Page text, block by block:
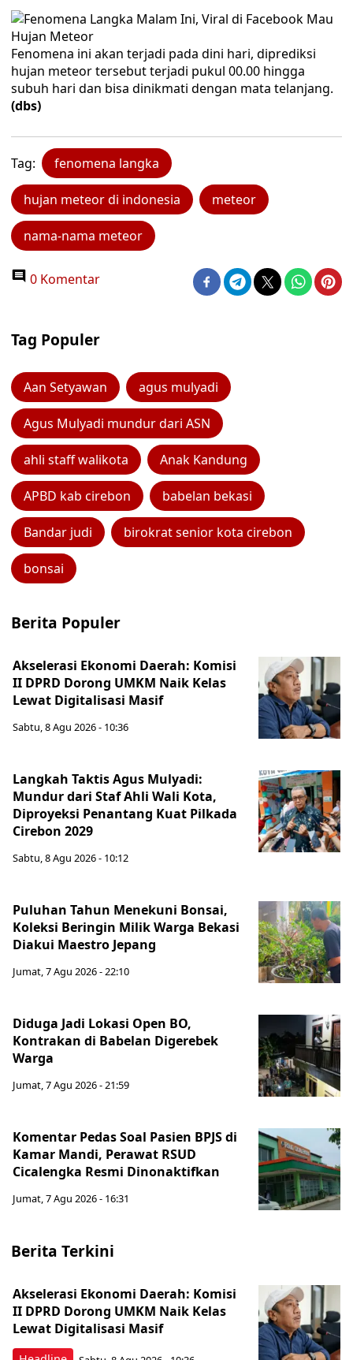
Fenomena ini akan terjadi pada dini hari, diprediksi
hujan meteor tersebut terjadi pukul 00.00 hingga
subuh hari dan bisa dinikmati dengan mata telanjang.
(dbs)
Tag: fenomena langka
hujan meteor di indonesia meteor
nama-nama meteor
0 Komentar
Tag Populer
Aan Setyawan agus mulyadi
Agus Mulyadi mundur dari ASN
ahli staff walikota Anak Kandung
APBD kab cirebon babelan bekasi
Bandar judi birokrat senior kota cirebon
bonsai
Berita Populer
Akselerasi Ekonomi Daerah: Komisi
II DPRD Dorong UMKM Naik Kelas
Lewat Digitalisasi Masif
Sabtu, 8 Agu 2026 - 10:36
Langkah Taktis Agus Mulyadi:
Mundur dari Staf Ahli Wali Kota,
Diproyeksi Penantang Kuat Pilkada
Cirebon 2029
Sabtu, 8 Agu 2026 - 10:12
Puluhan Tahun Menekuni Bonsai,
Koleksi Beringin Milik Warga Bekasi
Diakui Maestro Jepang
Jumat, 7 Agu 2026 - 22:10
Diduga Jadi Lokasi Open BO,
Kontrakan di Babelan Digerebek
Warga
Jumat, 7 Agu 2026 - 21:59
Komentar Pedas Soal Pasien BPJS di
Kamar Mandi, Perawat RSUD
Cicalengka Resmi Dinonaktifkan
Jumat, 7 Agu 2026 - 16:31
Berita Terkini
Akselerasi Ekonomi Daerah: Komisi
II DPRD Dorong UMKM Naik Kelas
Lewat Digitalisasi Masif